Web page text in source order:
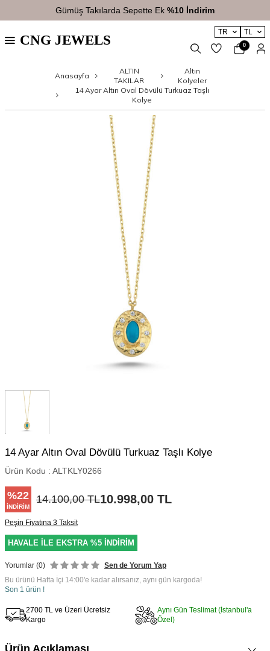
Gümüş Takılarda Sepette Ek %10 İndirim
TR TL
CNG JEWELS 0
Anasayfa
ALTIN
TAKILAR
Altın
Kolyeler
14 Ayar Altın Oval Dövülü Turkuaz Taşlı
Kolye
14 Ayar Altın Oval Dövülü Turkuaz Taşlı Kolye
Ürün Kodu : ALTKLY0266
%22
İNDIRIM
14.100,00TL10.998,00 TL
Peşin Fiyatına 3 Taksit
HAVALE İLE EKSTRA %5 İNDİRİM
Yorumlar (0)
Sen de Yorum Yap
Bu ürünü Hafta İçi 14:00'e kadar alırsanız, aynı gün kargoda!
Son 1 ürün !
2700 TL ve Üzeri Ücretsiz
Kargo
Aynı Gün Teslimat (İstanbul'a
Özel)
Ürün Açıklaması